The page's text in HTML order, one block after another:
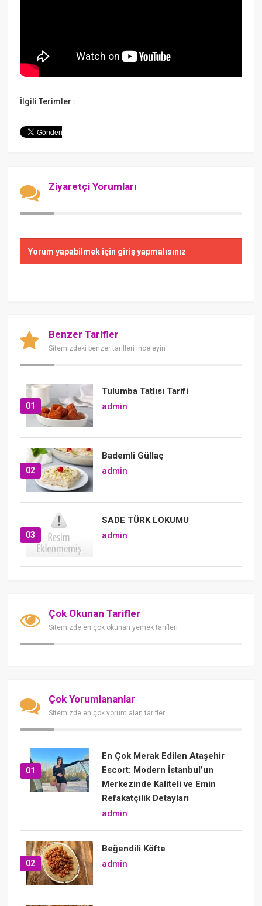
İlgili Terimler :
Ziyaretçi Yorumları
Yorum yapabilmek için giriş yapmalısınız
Benzer Tarifler
Sitemizdeki benzer tarifleri inceleyin
01
Tulumba Tatlısı Tarifi
admin
02
Bademli Güllaç
admin
03
SADE TÜRK LOKUMU
admin
Çok Okunan Tarifler
Sitemizde en çok okunan yemek tarifleri
Çok Yorumlananlar
Sitemizde en çok yorum alan tarifler
01
En Çok Merak Edilen Ataşehir
Escort: Modern İstanbul’un
Merkezinde Kaliteli ve Emin
Refakatçilik Detayları
admin
02
Beğendili Köfte
admin